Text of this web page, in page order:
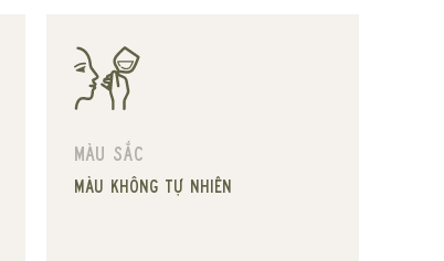
Màu sắc
Màu không tự nhiên